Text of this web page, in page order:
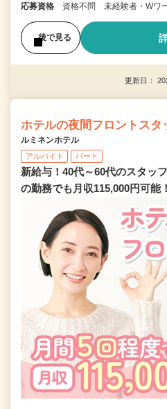
応募資格 資格不問 未経験者・Wワ
後で見る
更新日：
ホテルの夜間フロントスタ
ルミネンホテル
アルバイト パート
新給与！40代～60代のスタッ
の勤務でも月収115,000円可能！